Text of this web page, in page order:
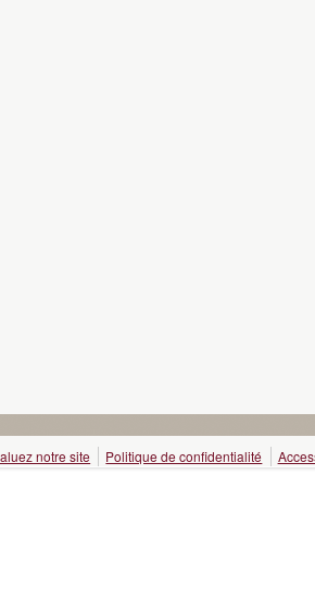
notre site Politique de confidentialité